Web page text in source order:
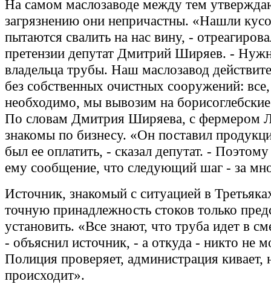
На самом маслозаводе между тем
загрязнению они непричастны. «Нашли
пытаются свалить на нас вину, -
претензии депутат Дмитрий Ширяев. -
владельца трубы. Наш маслозавод
без собственных очистных сооружений:
необходимо, мы вывозим на
По словам Дмитрия Ширяева, с фермером
знакомы по бизнесу. «Он поставил
был ее оплатить, - сказал депутат. -
ему сообщение, что следующий шаг - за
Источник, знакомый с ситуацией в
точную принадлежность стоков только
установить. «Все знают, что труба идет в
- объяснил источник, - а откуда - никто не
Полиция проверяет, администрация кивает,
происходит».